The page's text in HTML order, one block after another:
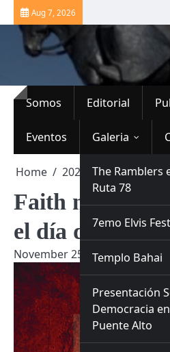
Skip
to
content
Aug 7, 2026
Somos Editorial
Eventos Galeria
The Ramblers
Ruta 78
7emo Elvis Fest
Templo Bahai
Presentación
Democracia en
Puente Alto
Home 2024 November
Faith no More
el día del
November 25, 2024 Editor